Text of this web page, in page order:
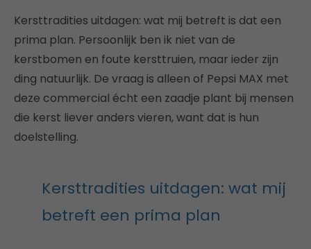
Kersttradities uitdagen: wat mij betreft is dat een
prima plan. Persoonlijk ben ik niet van de
kerstbomen en foute kersttruien, maar ieder zijn
ding natuurlijk. De vraag is alleen of Pepsi MAX met
deze commercial écht een zaadje plant bij mensen
die kerst liever anders vieren, want dat is hun
doelstelling.
Kersttradities uitdagen: wat mij
betreft een prima plan